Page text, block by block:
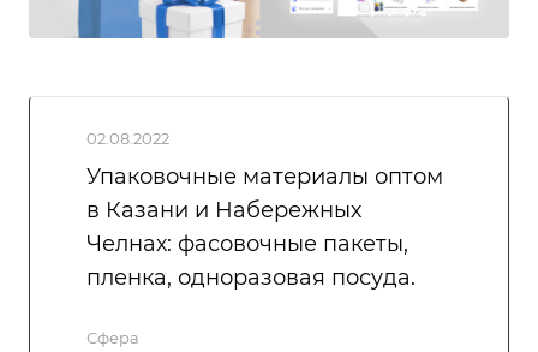
02.08.2022
Упаковочные материалы оптом
в Казани и Набережных
Челнах: фасовочные пакеты,
пленка, одноразовая посуда.
Сфера